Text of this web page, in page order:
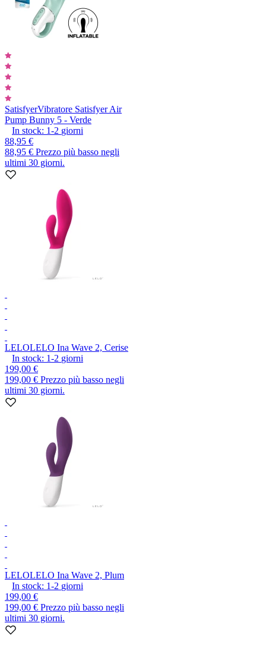
SatisfyerVibratore Satisfyer Air
Pump Bunny 5 - Verde
In stock: 1-2 giorni
88,95 €
88,95 € Prezzo più basso negli
ultimi 30 giorni.
LELOLELO Ina Wave 2, Cerise
In stock: 1-2 giorni
199,00 €
199,00 € Prezzo più basso negli
ultimi 30 giorni.
LELOLELO Ina Wave 2, Plum
In stock: 1-2 giorni
199,00 €
199,00 € Prezzo più basso negli
ultimi 30 giorni.